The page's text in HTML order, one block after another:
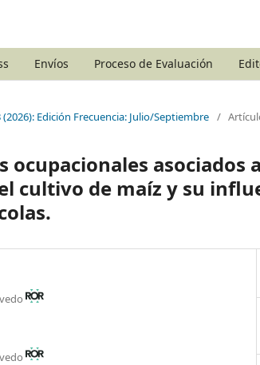
Envíos Proceso de Evaluación
(2026): Edición Frecuencia: Julio/Septiembre /
ocupacionales asociados
cultivo de maíz y su